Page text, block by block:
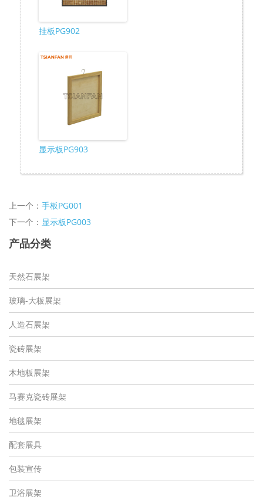
挂板PG902
显示板PG903
上一个： 手板PG001
下一个： 显示板PG003
产品分类
天然石展架
玻璃-大板展架
人造石展架
瓷砖展架
木地板展架
马赛克瓷砖展架
地毯展架
配套展具
包装宣传
卫浴展架